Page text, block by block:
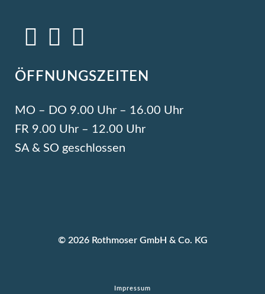
ÖFFNUNGSZEITEN
MO – DO 9.00 Uhr – 16.00 Uhr
FR 9.00 Uhr – 12.00 Uhr
SA & SO geschlossen
© 2026 Rothmoser GmbH & Co. KG
Impressum